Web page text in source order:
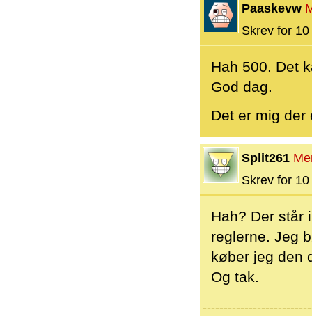
Paaskevw
Skrev for
Hah 500. Det
God dag.
Det er mig der
Split261
Skrev for
Hah? Der står
reglerne. Jeg
køber jeg den
Og tak.